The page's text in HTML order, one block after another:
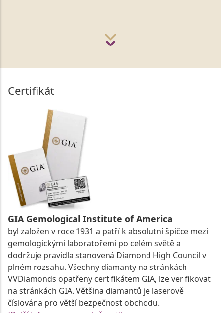
Certifikát
GIA Gemological Institute of America
byl založen v roce 1931 a patří k absolutní špičce mezi
gemologickými laboratořemi po celém světě a
dodržuje pravidla stanovená Diamond High Council v
plném rozsahu. Všechny diamanty na stránkách
VVDiamonds opatřeny certifikátem GIA, lze verifikovat
na stránkách GIA. Většina diamantů je laserově
číslována pro větší bezpečnost obchodu.